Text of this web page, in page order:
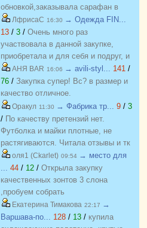
обновкой,заказывала сарафан в
закупке (Нагорная трикотаж) и
осталась в полном восторге от
качества)) Соответствие
размерности и качество Выше
всяких похвал))
ЛфрисаС 16:30 → Одежда FIN...
13 / 3 / Очень много раз
участвовала в данной закупке,
приобретала и для себя и подруг, и
джинсы, и джемпера, и платья, и
блузки, вещи качественные,
соответствуют размеру и
описанию, организатор умничка
всегда оперативно отвечает, с
удовольствием буду участвовать
еще!
АНЯ BAR 16:06 → avili-styl... 141 /
76 / Закупка супер! Вс? в размер и
качество отличное.
Оракул 11:30 → Фабрика тр... 9 / 3
/ По качеству претензий нет.
Футболка и майки плотные, не
растягиваются. Читала отзывы и тк
люблю не в облипку вещи, на свой
46р-р заказала все вещи 48, все
равно получилось в облипку, и на
мой взгляд на рост 165-168
женский, у меня 173 мне
коротковато, но ношу все вещи с
оля1 (Ckarlet) 09:54 → место для
... 44 / 12 / Открыла закупку
качественных зонтов 3 слона
,пробуем собрать
https://zakupki.deti74.ru/index.php?
route=purchase/show&id=1851321
Екатерина Тимакова 22:17 →
Варшава-по... 128 / 13 / купила